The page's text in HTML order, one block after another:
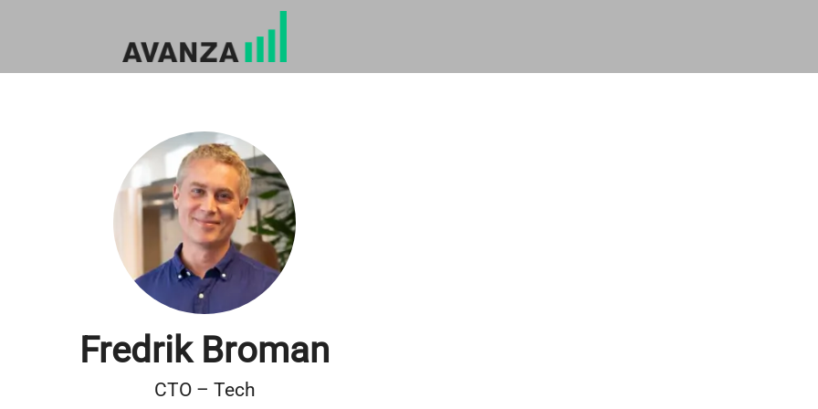
Fredrik Broman
CTO – Tech